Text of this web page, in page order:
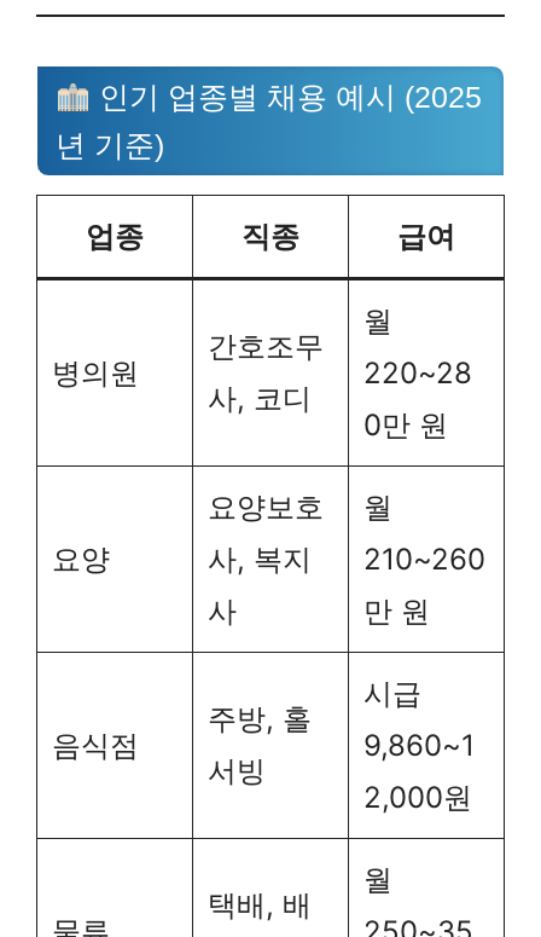
인기 업종별 채용 예시 (2025
년 기준)
업종 직종 급여
병의원
간호조무
사, 코디
월
220~28
0만 원
요양
요양보호
사, 복지
사
월
210~260
만 원
음식점
주방, 홀
서빙
시급
9,860~1
2,000원
택배, 배
월